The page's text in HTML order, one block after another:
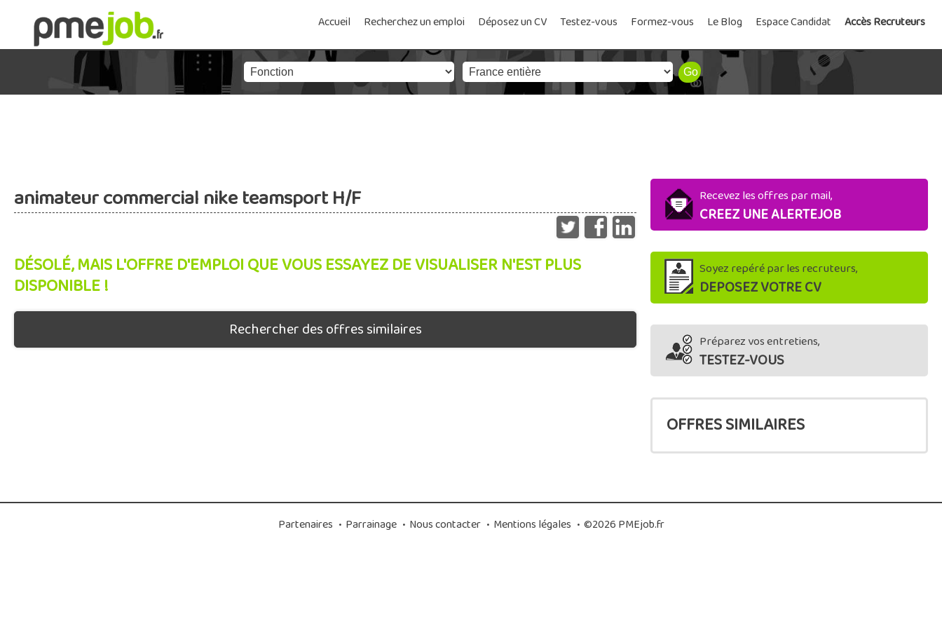
Accueil Recherchez un emploi Déposez un CV Testez-vous Formez-vous Le Blog Espace Candidat Accès Recruteurs
animateur commercial nike teamsport H/F
DÉSOLÉ, MAIS L'OFFRE D'EMPLOI QUE VOUS ESSAYEZ DE VISUALISER N'EST PLUS
DISPONIBLE !
Rechercher des offres similaires
Recevez les offres par mail,
CREEZ UNE ALERTEJOB
Soyez repéré par les recruteurs,
DEPOSEZ VOTRE CV
Préparez vos entretiens,
TESTEZ-VOUS
OFFRES SIMILAIRES
Partenaires • Parrainage • Nous contacter • Mentions légales • ©2026 PMEjob.fr